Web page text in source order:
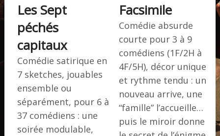
Les Sept
péchés
capitaux
Comédie satirique en
7 sketches, jouables
ensemble ou
séparément, pour 6 à
37 comédiens : une
soirée modulable,
Facsimile
Comédie absurde
courte pour 3 à 9
comédiens (1F/2H à
4F/5H), décor unique
et rythme tendu : un
nouveau arrive, une
“famille” l’accueille…
puis le miroir donne